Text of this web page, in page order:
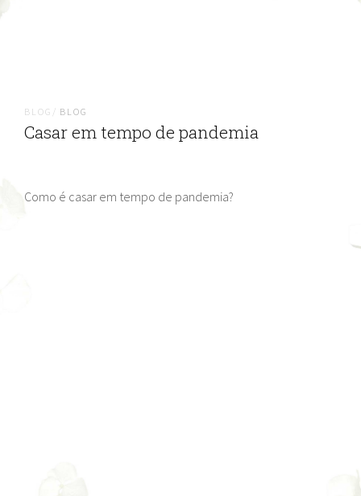
BLOG/ BLOG
Casar em tempo de pandemia
Como é casar em tempo de pandemia?